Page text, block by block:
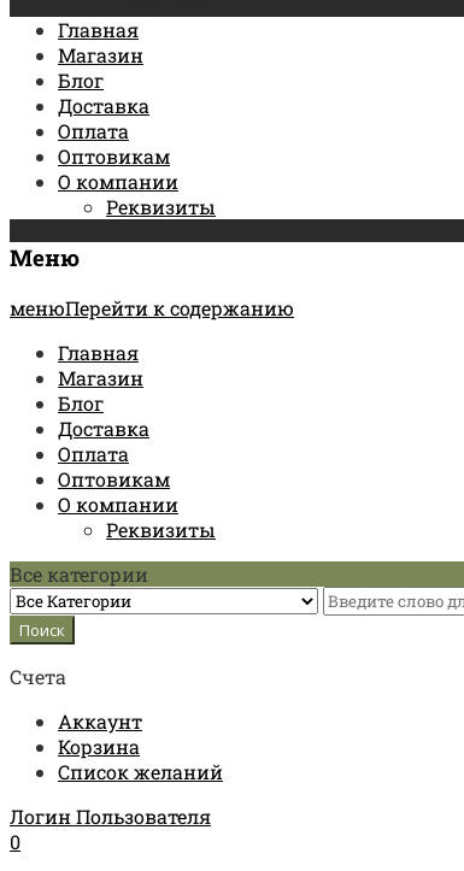
Главная
Магазин
Блог
Доставка
Оплата
Оптовикам
О компании
Реквизиты
Меню
менюПерейти к содержанию
Главная
Магазин
Блог
Доставка
Оплата
Оптовикам
О компании
Реквизиты
Все категории
Счета
Аккаунт
Корзина
Список желаний
Логин Пользователя
0